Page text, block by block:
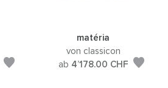
matéria
von classicon
ab 4’178.00 CHF